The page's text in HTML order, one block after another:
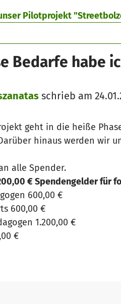
Pilotprojekt
Bedarfe habe
schrieb am
geht in die heiße
hinaus werden wir
alle Spender.
€ Spendengelder für
600,00 €
600,00 €
1.200,00 €
€